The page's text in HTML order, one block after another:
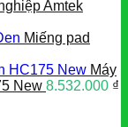
Amtek
Miếng pad
Máy
New 8.532.000 ₫